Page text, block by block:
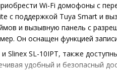
Wi-Fi домофоны с
с поддержкой Tuya Smart и
и вызывную панель с
Он оснащен функцией
и Slinex SL-10IPT, также
удобный и безопасный